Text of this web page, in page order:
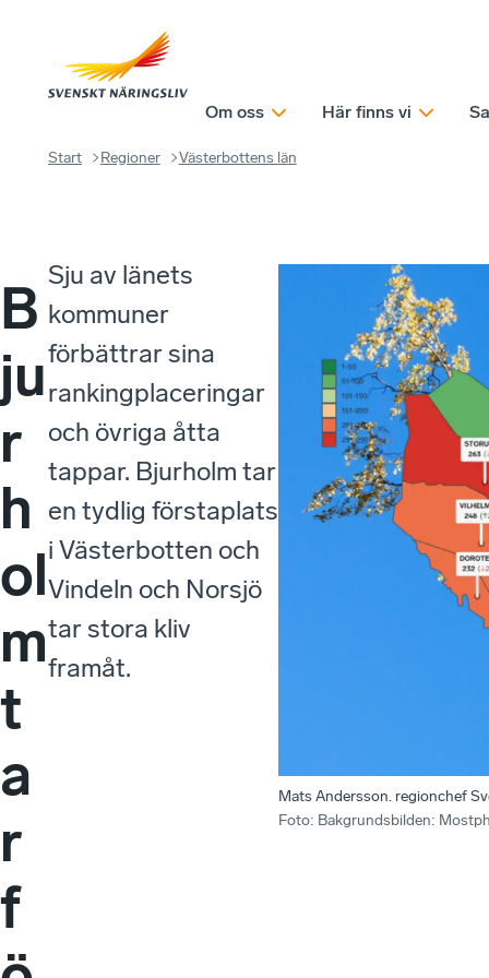
Om oss Här finns vi
Start Regioner Västerbottens län
B
ju
r
h
ol
m
t
a
r
f
Sju av länets
kommuner
förbättrar sina
rankingplaceringar
och övriga åtta
tappar. Bjurholm tar
en tydlig förstaplats
i Västerbotten och
Vindeln och Norsjö
tar stora kliv
framåt.
Mats Andersson. regionchef
Foto: Bakgrundsbilden: